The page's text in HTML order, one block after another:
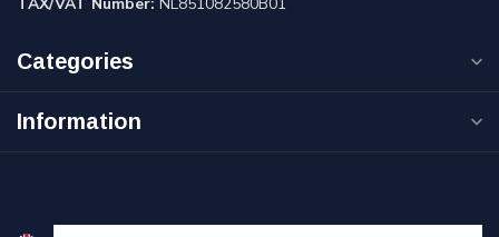
Categories
Information